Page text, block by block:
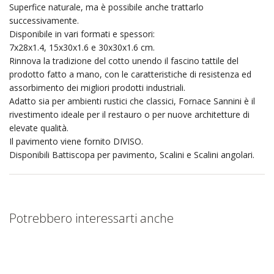
Superfice naturale, ma è possibile anche trattarlo
successivamente.
Disponibile in vari formati e spessori:
7x28x1.4, 15x30x1.6 e 30x30x1.6 cm.
Rinnova la tradizione del cotto unendo il fascino tattile del
prodotto fatto a mano, con le caratteristiche di resistenza ed
assorbimento dei migliori prodotti industriali.
Adatto sia per ambienti rustici che classici, Fornace Sannini è il
rivestimento ideale per il restauro o per nuove architetture di
elevate qualità.
Il pavimento viene fornito DIVISO.
Disponibili Battiscopa per pavimento, Scalini e Scalini angolari.
Potrebbero interessarti anche